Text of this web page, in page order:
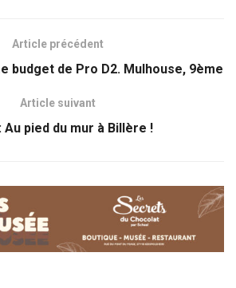
Article précédent
budget de Pro D2. Mulhouse, 9ème
Article suivant
Au pied du mur à Billère !